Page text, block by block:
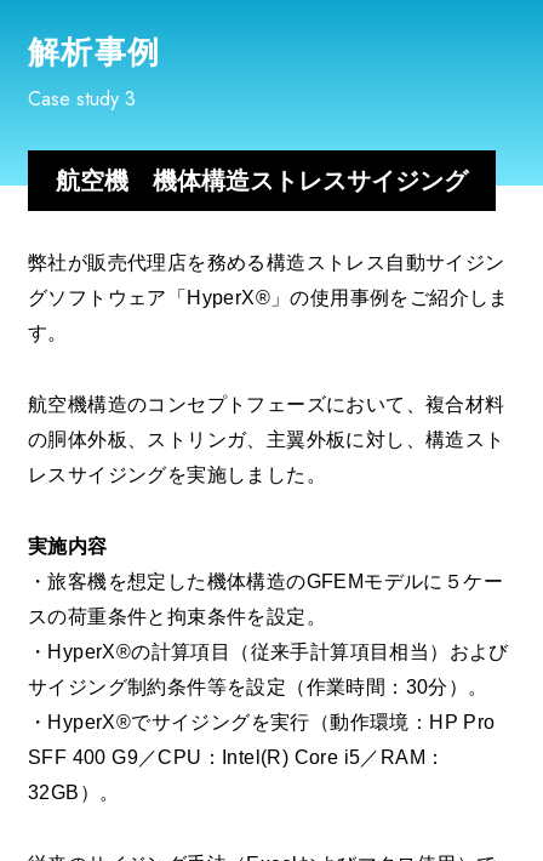
解析事例
Case study 3
航空機 機体構造ストレスサイジング
弊社が販売代理店を務める構造ストレス自動サイジン
グソフトウェア「HyperX®」の使用事例をご紹介しま
す。
航空機構造のコンセプトフェーズにおいて、複合材料
の胴体外板、ストリンガ、主翼外板に対し、構造スト
レスサイジングを実施しました。
実施内容
・旅客機を想定した機体構造のGFEMモデルに５ケー
スの荷重条件と拘束条件を設定。
・HyperX®の計算項目（従来手計算項目相当）および
サイジング制約条件等を設定（作業時間：30分）。
・HyperX®でサイジングを実行（動作環境：HP Pro
SFF 400 G9／CPU：Intel(R) Core i5／RAM：
32GB）。